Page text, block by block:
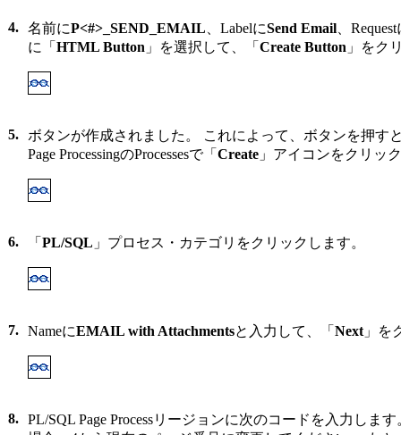
4. 名前にP<#>_SEND_EMAIL 、LabelにSend Email 、
に「 HTML Button 」を選択して、「 Create Button 」をク
5.
ボタンが作成されました。 これによって、ボタンを押す
Page ProcessingのProcessesで「 Create 」アイコンをクリッ
6. 「 PL/SQL 」プロセス・カテゴリをクリックします。
7. NameにEMAIL with Attachmentsと入力して、「 Next 」を
8. PL/SQL Page Processリージョンに次のコードを入力しま